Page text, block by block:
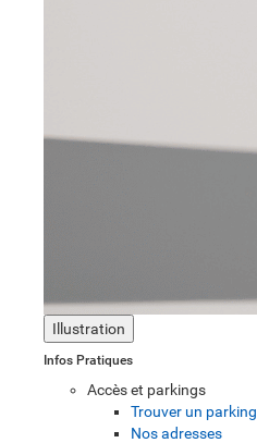
Illustration
Infos Pratiques
Accès et parkings
Trouver un parking
Nos adresses